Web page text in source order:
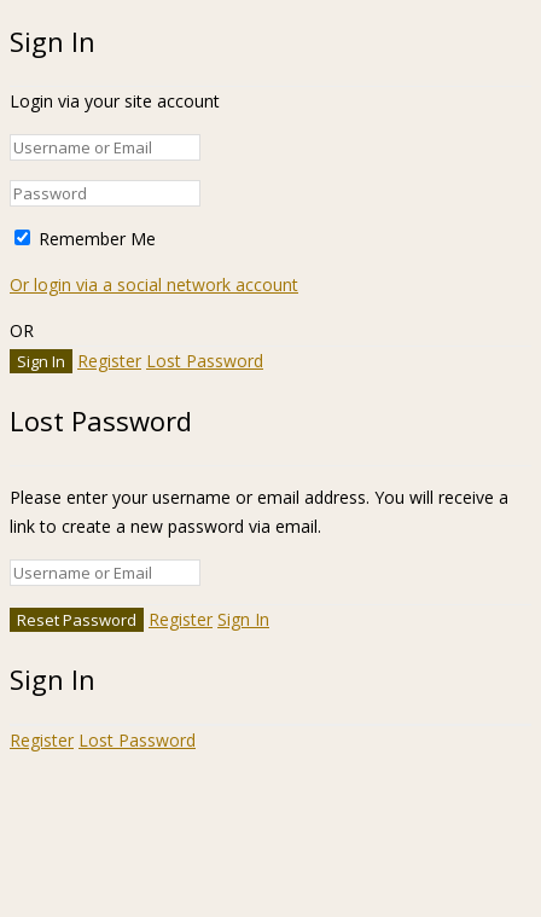
Sign In
Login via your site account
Remember Me
Or login via a social network account
OR
Register Lost Password
Lost Password
Please enter your username or email address. You will receive a
link to create a new password via email.
Register Sign In
Sign In
Register Lost Password